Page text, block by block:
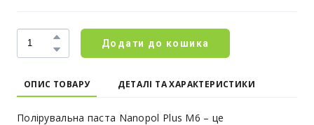
Додати до кошика
ОПИС ТОВАРУ ДЕТАЛІ ТА ХАРАКТЕРИСТИКИ
Полірувальна паста Nanopol Plus M6 – це